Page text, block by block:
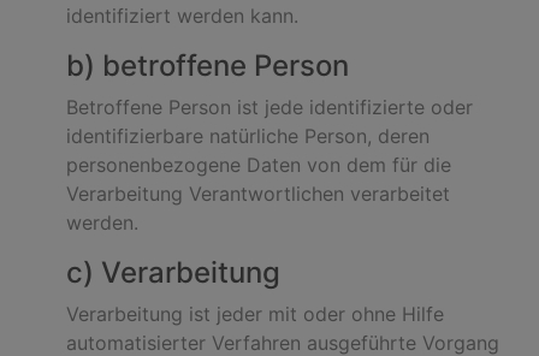
identifiziert werden kann.
b) betroffene Person
Betroffene Person ist jede identifizierte oder
identifizierbare natürliche Person, deren
personenbezogene Daten von dem für die
Verarbeitung Verantwortlichen verarbeitet
werden.
c) Verarbeitung
Verarbeitung ist jeder mit oder ohne Hilfe
automatisierter Verfahren ausgeführte Vorgang